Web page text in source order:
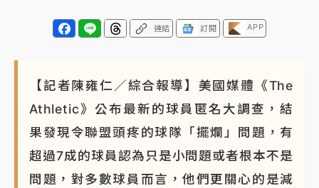
連結 訂閱 APP
【記者陳雍仁／綜合報導】美國媒體《The
Athletic》公布最新的球員匿名大調查，結
果發現令聯盟頭疼的球隊「擺爛」問題，有
超過7成的球員認為只是小問題或者根本不是
問題，對多數球員而言，他們更關心的是減